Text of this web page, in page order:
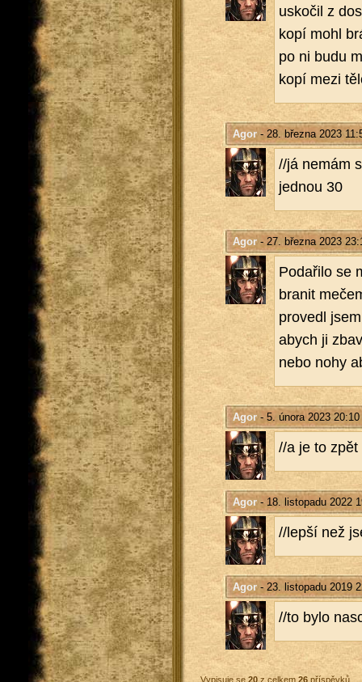
usko­čil z
kopí mohl
po ni budu
kopí mezi
Agor- 28. března 2023
//já nemám
jed­nou 30
Agor- 27. března 2023
Po­da­ři­lo se
bra­nit
pro­ve­dl
abych ji
nebo nohy
Agor- 5. února 2023 20:10
//a je to zpět
Agor- 18. listopadu 2022
//lepší než
Agor- 23. listopadu 2019
//to bylo
Vypisuje se 20z celkem 26příspěvků